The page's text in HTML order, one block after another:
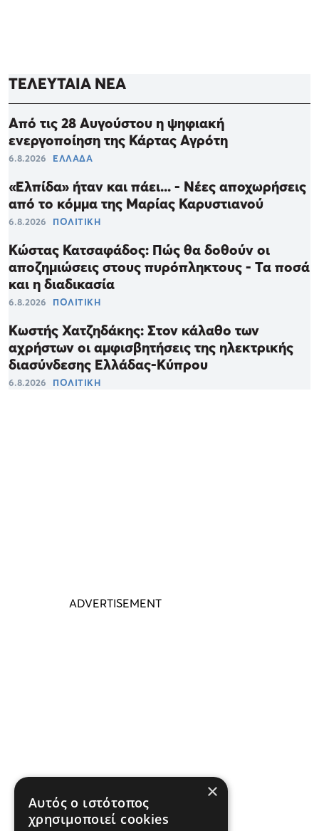
ΤΕΛΕΥΤΑΙΑ ΝΕΑ
Από τις 28 Αυγούστου η ψηφιακή
ενεργοποίηση της Κάρτας Αγρότη
6.8.2026 ΕΛΛΑΔΑ
«Ελπίδα» ήταν και πάει... - Νέες αποχωρήσεις
από το κόμμα της Μαρίας Καρυστιανού
6.8.2026 ΠΟΛΙΤΙΚΗ
Κώστας Κατσαφάδος: Πώς θα δοθούν οι
αποζημιώσεις στους πυρόπληκτους - Τα ποσά
και η διαδικασία
6.8.2026 ΠΟΛΙΤΙΚΗ
Κωστής Χατζηδάκης: Στον κάλαθο των
αχρήστων οι αμφισβητήσεις της ηλεκτρικής
διασύνδεσης Ελλάδας-Κύπρου
6.8.2026 ΠΟΛΙΤΙΚΗ
×
Αυτός ο ιστότοπος
χρησιμοποιεί cookies